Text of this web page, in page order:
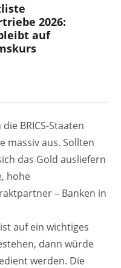
2026:
auf
BRICS-Staaten
massiv aus. Sollten
das Gold ausliefern
hohe
– Banken in
auf ein wichtiges
dann würde
werden. Die